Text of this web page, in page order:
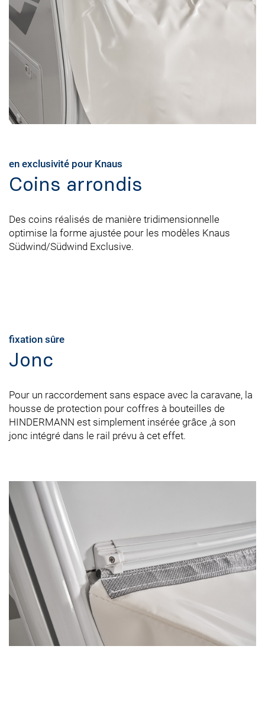
en exclusivité pour Knaus
Coins arrondis
Des coins réalisés de manière tridimensionnelle
optimise la forme ajustée pour les modèles Knaus
Südwind/Südwind Exclusive.
fixation sûre
Jonc
Pour un raccordement sans espace avec la caravane, la
housse de protection pour coffres à bouteilles de
HINDERMANN est simplement insérée grâce ,à son
jonc intégré dans le rail prévu à cet effet.